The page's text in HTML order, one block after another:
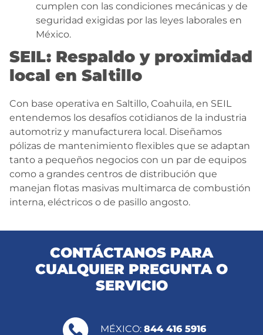
cumplen con las condiciones mecánicas y de
seguridad exigidas por las leyes laborales en
México.
SEIL: Respaldo y proximidad
local en Saltillo
Con base operativa en Saltillo, Coahuila, en SEIL
entendemos los desafíos cotidianos de la industria
automotriz y manufacturera local. Diseñamos
pólizas de mantenimiento flexibles que se adaptan
tanto a pequeños negocios con un par de equipos
como a grandes centros de distribución que
manejan flotas masivas multimarca de combustión
interna, eléctricos o de pasillo angosto.
CONTÁCTANOS PARA
CUALQUIER PREGUNTA O
SERVICIO
MÉXICO: 844 416 5916